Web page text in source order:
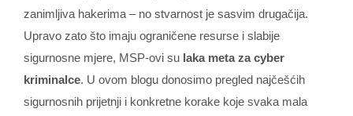
zanimljiva hakerima – no stvarnost je sasvim drugačija.
Upravo zato što imaju ograničene resurse i slabije
sigurnosne mjere, MSP-ovi su laka meta za cyber
kriminalce. U ovom blogu donosimo pregled najčešćih
sigurnosnih prijetnji i konkretne korake koje svaka mala